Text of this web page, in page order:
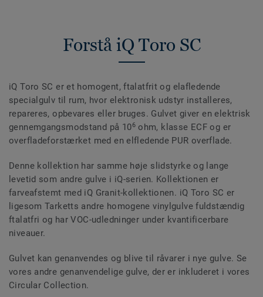
Forstå iQ Toro SC
iQ Toro SC er et homogent, ftalatfrit og elafledende
specialgulv til rum, hvor elektronisk udstyr installeres,
repareres, opbevares eller bruges. Gulvet giver en elektrisk
gennemgangsmodstand på 106ohm, klasse ECF og er
overfladeforstærket med en elfledende PUR overflade.
Denne kollektion har samme høje slidstyrke og lange
levetid som andre gulve i iQ-serien. Kollektionen er
farveafstemt med iQ Granit-kollektionen. iQ Toro SC er
ligesom Tarketts andre homogene vinylgulve fuldstændig
ftalatfri og har VOC-udledninger under kvantificerbare
niveauer.
Gulvet kan genanvendes og blive til råvarer i nye gulve. Se
vores andre genanvendelige gulve, der er inkluderet i vores
Circular Collection.